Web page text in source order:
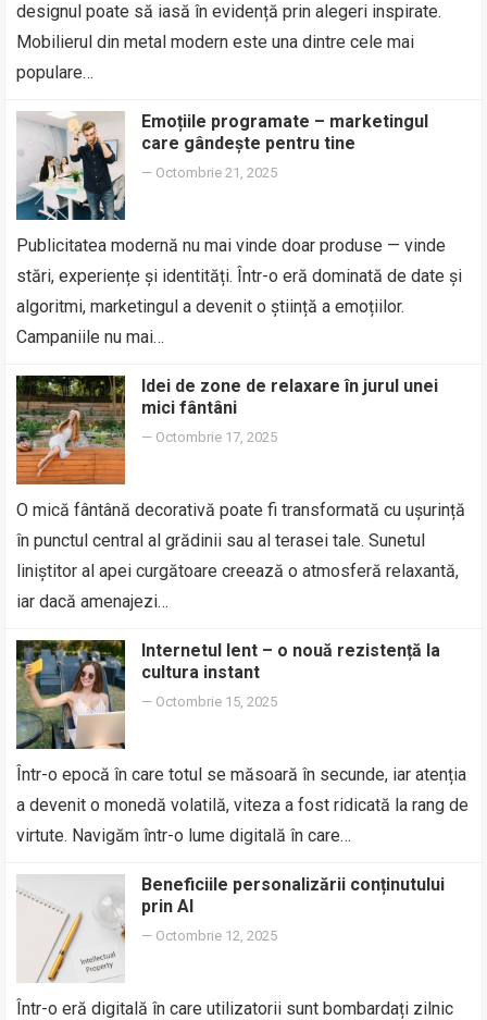
designul poate să iasă în evidență prin alegeri inspirate.
Mobilierul din metal modern este una dintre cele mai
populare…
Emoțiile programate – marketingul
care gândește pentru tine
— Octombrie 21, 2025
Publicitatea modernă nu mai vinde doar produse — vinde
stări, experiențe și identități. Într-o eră dominată de date și
algoritmi, marketingul a devenit o știință a emoțiilor.
Campaniile nu mai…
Idei de zone de relaxare în jurul unei
mici fântâni
— Octombrie 17, 2025
O mică fântână decorativă poate fi transformată cu ușurință
în punctul central al grădinii sau al terasei tale. Sunetul
liniștitor al apei curgătoare creează o atmosferă relaxantă,
iar dacă amenajezi…
Internetul lent – o nouă rezistență la
cultura instant
— Octombrie 15, 2025
Într-o epocă în care totul se măsoară în secunde, iar atenția
a devenit o monedă volatilă, viteza a fost ridicată la rang de
virtute. Navigăm într-o lume digitală în care…
Beneficiile personalizării conținutului
prin AI
— Octombrie 12, 2025
Într-o eră digitală în care utilizatorii sunt bombardați zilnic